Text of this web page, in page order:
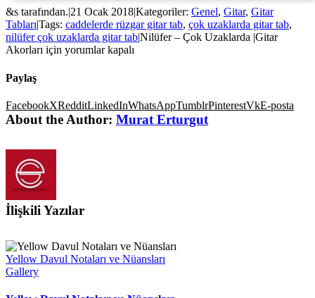
&s tarafından.|21 Ocak 2018|Kategoriler: Genel, Gitar, Gitar
Tabları|Tags: caddelerde rüzgar gitar tab, çok uzaklarda gitar tab,
nilüfer çok uzaklarda gitar tab|Nilüfer – Çok Uzaklarda |Gitar
Akorları için yorumlar kapalı
Paylaş
FacebookXRedditLinkedInWhatsAppTumblrPinterestVkE-posta
About the Author: Murat Erturgut
İlişkili Yazılar
Yellow Davul Notaları ve Nüansları
Gallery